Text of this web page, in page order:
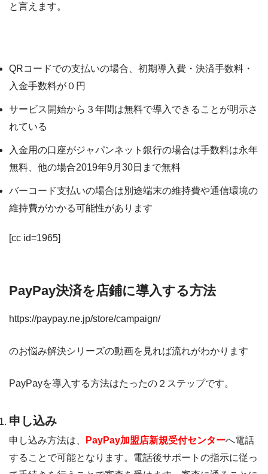
と言えます。
QRコードでの支払いの場合、初期導入費・決済手数料・
入金手数料が０円
サービス開始から３年間は無料で導入できることが明示さ
れている
入金用の口座がジャパンネット銀行の場合は手数料は永年
無料、他の場合2019年9月30日まで無料
バーコード支払いの場合は別途端末の維持費や通信環境の
維持費がかかる可能性があります
[cc id=1965]
PayPay決済を店鋪に導入する方法
https://paypay.ne.jp/store/campaign/
のお悩み解決シリーズの動画を見れば流れがわかります
PayPayを導入する方法はたったの２ステップです。
申し込み
申し込み方法は、 PayPay加盟店新規受付センターへ電話
することで可能となります。電話後サポートの指示に従っ